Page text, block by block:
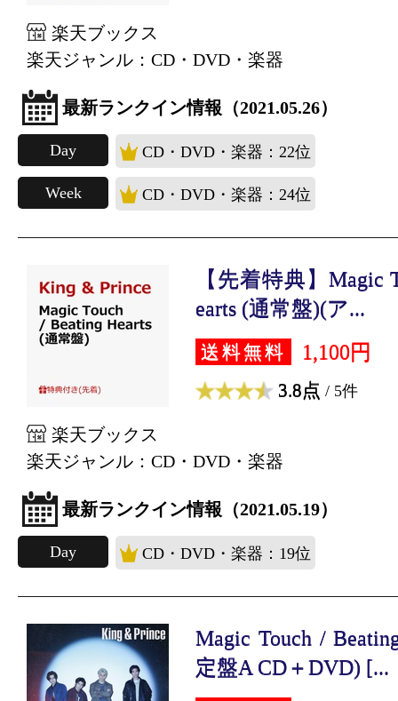
楽天ブックス
楽天ジャンル：CD・DVD・楽器
最新ランクイン情報（2021.05.26）
Day CD・DVD・楽器：22位
Week CD・DVD・楽器：24位
【先着特典】Magic
earts (通常盤)(ア...
送料無料 1,100円
3.8点 / 5件
楽天ブックス
楽天ジャンル：CD・DVD・楽器
最新ランクイン情報（2021.05.19）
Day CD・DVD・楽器：19位
Magic Touch /
定盤A CD＋DVD) [...